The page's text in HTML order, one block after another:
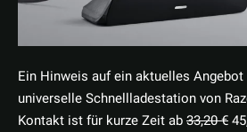
Ein Hinweis auf ein aktuelles
universelle Schnellladestation von
Kontakt ist für kurze Zeit ab33,20 €